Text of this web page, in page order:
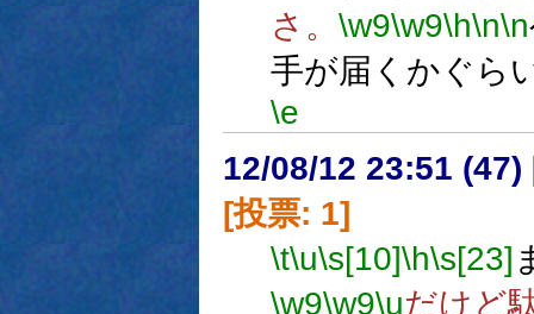
さ。 \w9\w9\h\n\n
手が届くかぐら
\e
12/08/12 23:51 (47)
[投票: 1]
\t\u\s[10]\h\s[23]
\w9\w9\uだけど